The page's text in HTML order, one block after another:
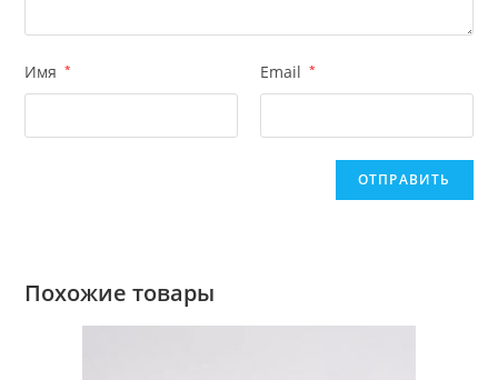
Имя * Email *
Похожие товары